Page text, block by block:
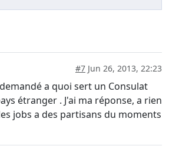
#7 Jun 26, 2013, 22:23
a quoi sert un Consulat
étranger . J'ai ma réponse, a rien
jobs a des partisans du moments